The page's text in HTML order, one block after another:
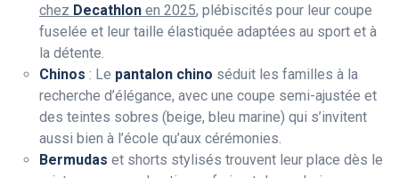
chez Decathlon en 2025, plébiscités pour leur coupe
fuselée et leur taille élastiquée adaptées au sport et à
la détente.
Chinos : Le pantalon chino séduit les familles à la
recherche d’élégance, avec une coupe semi-ajustée et
des teintes sobres (beige, bleu marine) qui s’invitent
aussi bien à l’école qu’aux cérémonies.
Bermudas et shorts stylisés trouvent leur place dès le